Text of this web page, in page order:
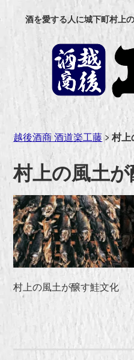
酒を愛する人に城下町村上
越後酒商 酒道楽工藤 >村上
村上の風土
村上の風土が醸す鮭文化